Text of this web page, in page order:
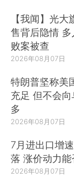
【我闻】光
售背后隐情
败案被查
2026年08月07日
特朗普坚称美
充足 但不会
多
2026年08月07日
7月进出口增
落 涨价动力能
2026年08月07日